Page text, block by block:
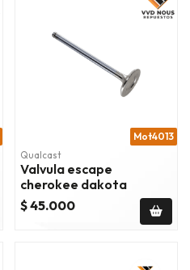
Mot4013
Qualcast
Valvula escape
cherokee dakota
$ 45.000